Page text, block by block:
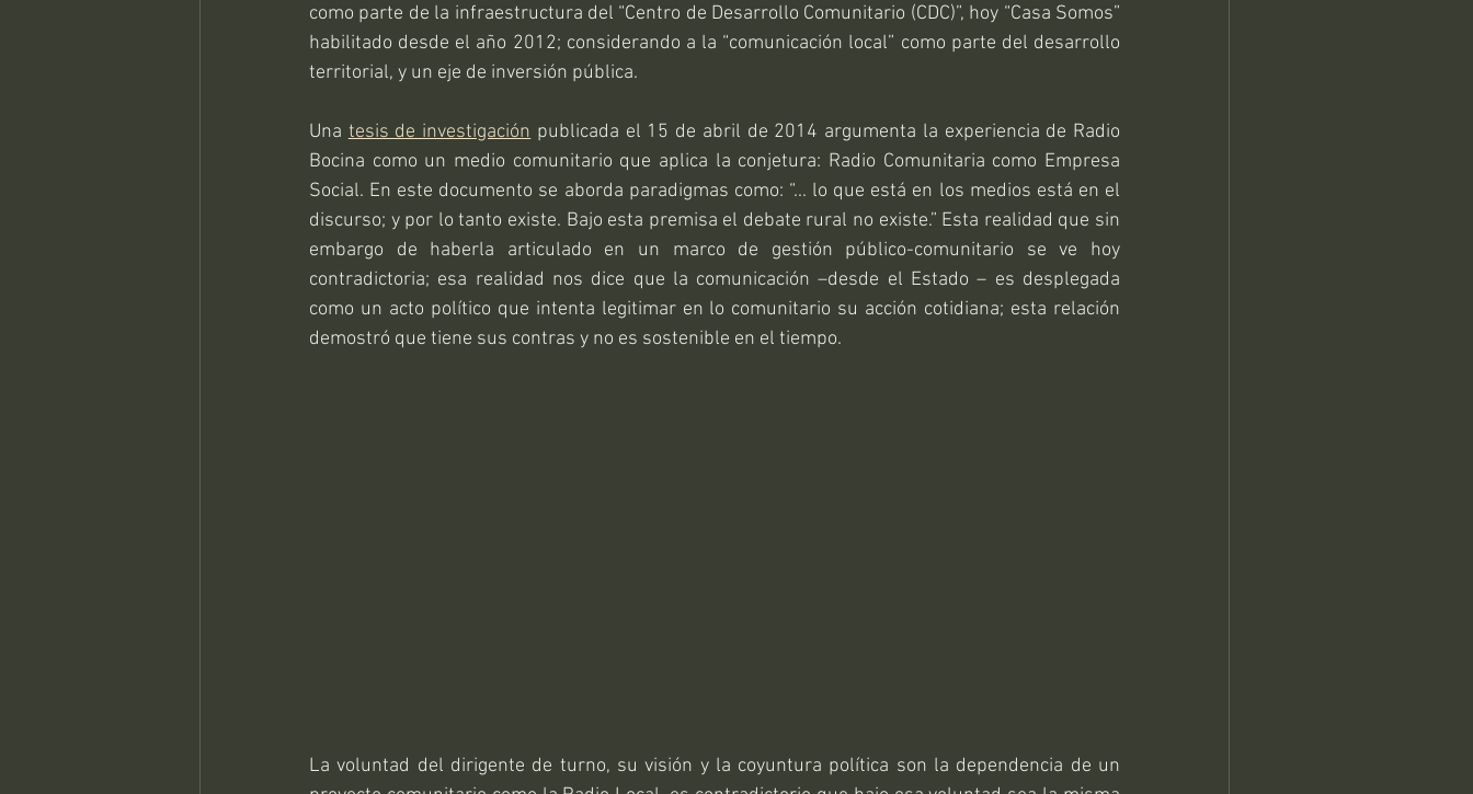
como parte de la infraestructura del “Centro de Desarrollo Comunitario (CDC)”, hoy “Casa Somos”
habilitado desde el año 2012; considerando a la “comunicación local” como parte del desarrollo
territorial, y un eje de inversión pública.
Una tesis de investigación publicada el 15 de abril de 2014 argumenta la experiencia de Radio
Bocina como un medio comunitario que aplica la conjetura: Radio Comunitaria como Empresa
Social. En este documento se aborda paradigmas como: “... lo que está en los medios está en el
discurso; y por lo tanto existe. Bajo esta premisa el debate rural no existe.” Esta realidad que sin
embargo de haberla articulado en un marco de gestión público-comunitario se ve hoy
contradictoria; esa realidad nos dice que la comunicación –desde el Estado – es desplegada
como un acto político que intenta legitimar en lo comunitario su acción cotidiana; esta relación
demostró que tiene sus contras y no es sostenible en el tiempo.
La voluntad del dirigente de turno, su visión y la coyuntura política son la dependencia de un